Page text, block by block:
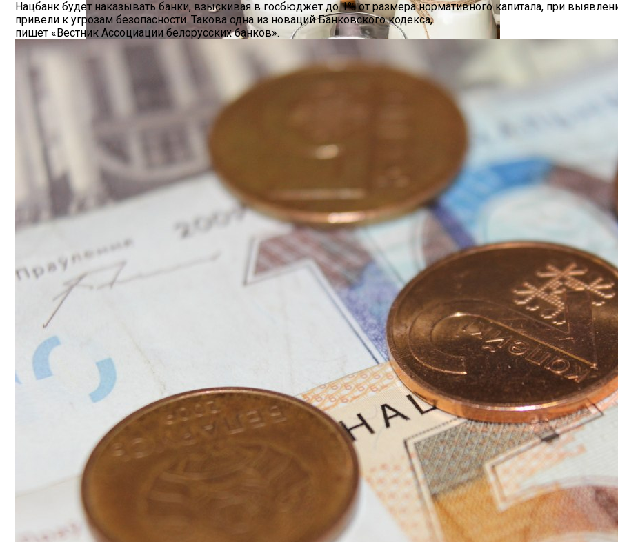
Белорусы Накопили В Альфа-Банке 900 Тыс. Бонусов. Их Хватит, Чтобы Спасти Жизнь Троим
Беларусь Планирует Создать Совместные Фармпроизводства В Узбекистане
Как Грамотно Начать Карьеру Молодым Специалистам
Какие Навыки Станут Ключевыми Через 10 Лет И Как Подготовиться К Ним Сегодня
Hyundai Santa Fe: Мощное Сочетание Традиций И Новаций При Расходе 6 Л На «сотню»
Какие Кредиты Дают В Беларуси На Китайские Автомобили
Шипы Или Липучка? Что Выбрать В Условиях Российской Зимы?
Безлактозное Молоко — Обычное Молоко Или Хорошая Альтернатива?
7 Домашних Методов Для Улучшения Памяти И Концентрации
Нацбанк будет наказывать банки, взыскивая в госбюджет до 1% от размера нормативного капитала, при
привели к угрозам безопасности. Такова одна из новаций Банковского кодекса,
пишет «Вестник Ассоциации белорусских банков».